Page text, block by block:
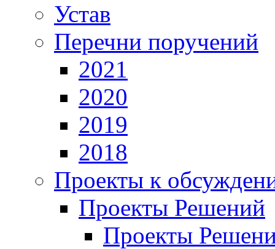
Устав
Перечни поручений
2021
2020
2019
2018
Проекты к
Проекты Решений
Проекты